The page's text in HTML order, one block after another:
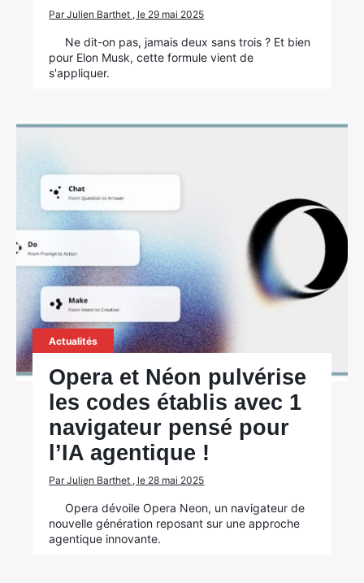
Par Julien Barthet , le 29 mai 2025
Ne dit-on pas, jamais deux sans trois ? Et bien
pour Elon Musk, cette formule vient de
s'appliquer.
Actualités
Opera et Néon pulvérise
les codes établis avec 1
navigateur pensé pour
l’IA agentique !
Par Julien Barthet , le 28 mai 2025
Opera dévoile Opera Neon, un navigateur de
nouvelle génération reposant sur une approche
agentique innovante.